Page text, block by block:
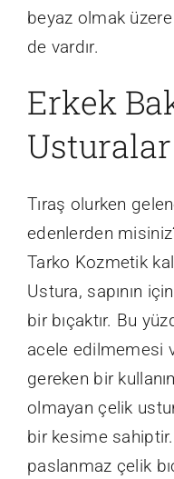
beyaz olmak
de vardır.
Erkek
Usturalar
Tıraş olurken
edenlerden
Tarko Kozmetik
Ustura, sapının
bir bıçaktır. Bu
acele edilmemesi
gereken bir
olmayan çelik
bir kesime
paslanmaz çelik